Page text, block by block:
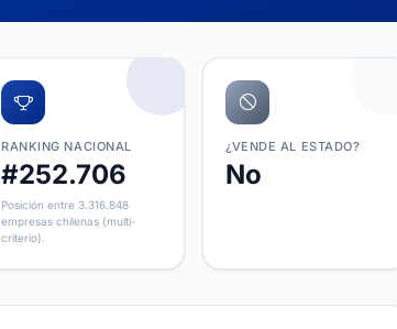
RANKING NACIONAL
#252.706
Posición entre 3.316.848
empresas chilenas (multi-
criterio).
¿VENDE AL ESTADO?
No